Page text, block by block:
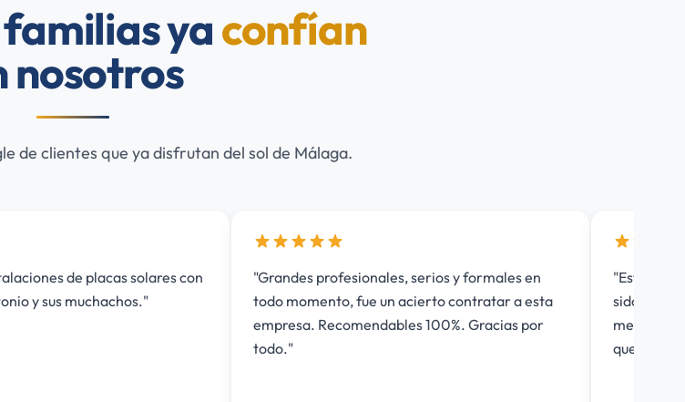
yaconfían
nosotros
de clientes que ya disfrutan del sol de Málaga.
"Grandes profesionales, serios y formales en
todo momento, fue un acierto contratar a esta
empresa. Recomendables 100%. Gracias por
"Estoy muy contento con Lumilec,
sido muy atentos y excelentes
me lo recomendaron hace tiempo y la
que nunca defraudan, ¡lo recomiendo